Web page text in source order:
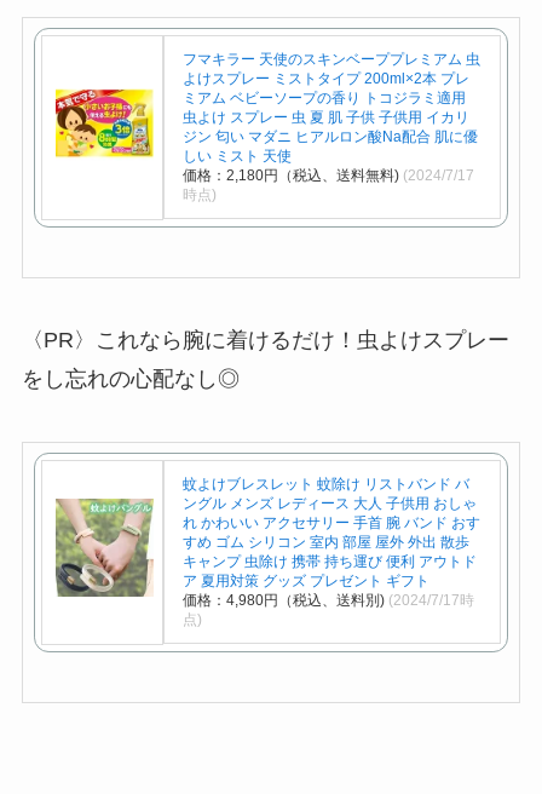
フマキラー 天使のスキンベーププレミアム 虫
よけスプレー ミストタイプ 200ml×2本 プレ
ミアム ベビーソープの香り トコジラミ適用
虫よけ スプレー 虫 夏 肌 子供 子供用 イカリ
ジン 匂い マダニ ヒアルロン酸Na配合 肌に優
しい ミスト 天使
価格：2,180円（税込、送料無料) (2024/7/17
時点)
〈PR〉これなら腕に着けるだけ！虫よけスプレー
をし忘れの心配なし◎
蚊よけブレスレット 蚊除け リストバンド バ
ングル メンズ レディース 大人 子供用 おしゃ
れ かわいい アクセサリー 手首 腕 バンド おす
すめ ゴム シリコン 室内 部屋 屋外 外出 散歩
キャンプ 虫除け 携帯 持ち運び 便利 アウトド
ア 夏用対策 グッズ プレゼント ギフト
価格：4,980円（税込、送料別) (2024/7/17時
点)